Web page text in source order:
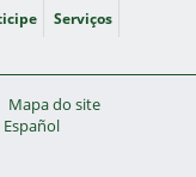
Serviços
Mapa do site
Español